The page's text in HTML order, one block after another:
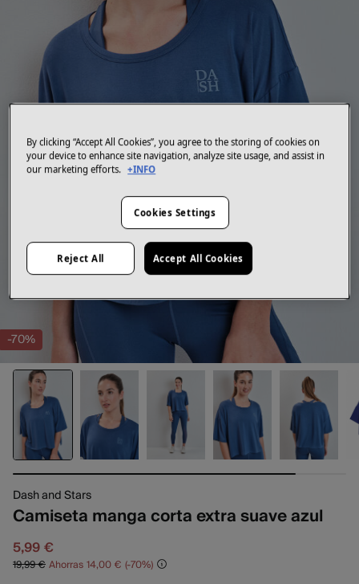
-70%
Dash and Stars
Camiseta manga corta extra suave azul
5,99 €
19,99 €Ahorras14,00 € 70
By clicking “Accept All Cookies”, you agree to the storing of cookies on
your device to enhance site navigation, analyze site usage, and assist in
our marketing efforts. +INFO
Cookies Settings
Reject All Accept All Cookies